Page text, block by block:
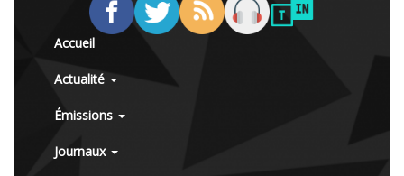
Accueil
Actualité
Émissions
Journaux